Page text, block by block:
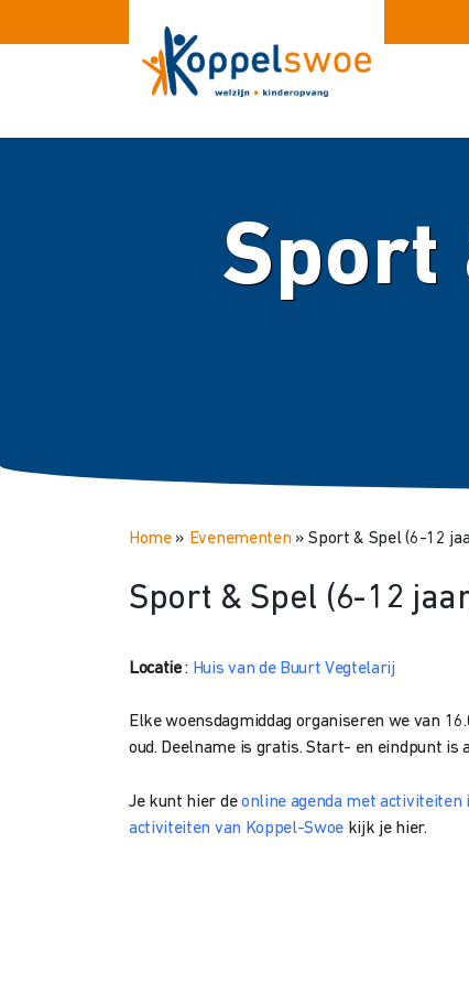
Sport
Home» Evenementen»Sport & Spel (6-12
Sport & Spel (6-12
Locatie: Huis van de Buurt Vegtelarij
Elke woensdagmiddag organiseren we van
oud. Deelname is gratis. Start- en eindpunt is
Je kunt hier deonline agenda met activiteiten
activiteiten van Koppel-Swoe kijk je hier.